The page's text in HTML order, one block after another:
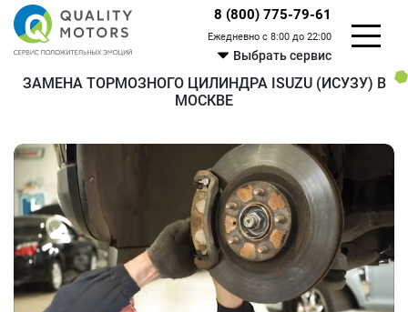
8 (800) 775-79-61
Ежедневно с 8:00 до 22:00
Выбрать сервис
ЗАМЕНА ТОРМОЗНОГО ЦИЛИНДРА ISUZU (ИСУЗУ) В
МОСКВЕ